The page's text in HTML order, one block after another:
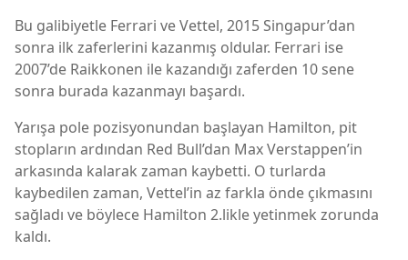
Bu galibiyetle Ferrari ve Vettel, 2015 Singapur’dan
sonra ilk zaferlerini kazanmış oldular. Ferrari ise
2007’de Raikkonen ile kazandığı zaferden 10 sene
sonra burada kazanmayı başardı.
Yarışa pole pozisyonundan başlayan Hamilton, pit
stopların ardından Red Bull’dan Max Verstappen’in
arkasında kalarak zaman kaybetti. O turlarda
kaybedilen zaman, Vettel’in az farkla önde çıkmasını
sağladı ve böylece Hamilton 2.likle yetinmek zorunda
kaldı.